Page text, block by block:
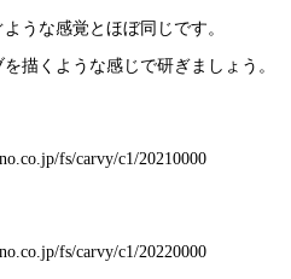
うな感覚とほぼ同じです。
描くような感じで研ぎましょう。
fs/carvy/c1/20210000
fs/carvy/c1/20220000